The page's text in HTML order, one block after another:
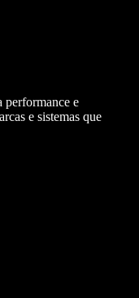
performance e
e sistemas que